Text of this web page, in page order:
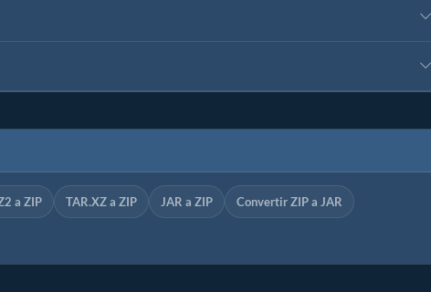
a ZIP TAR.XZ a ZIP JAR a ZIP Convertir ZIP a JAR